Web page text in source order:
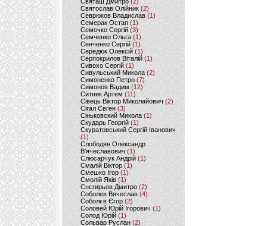
Святослав Олійник (2)
Севрюков Владислав (1)
Семерак Остап (1)
Семочко Сергій (3)
Семченко Ольга (1)
Сенченко Сергій(1)
Середюк Олексій(1)
Серпокрилов Віталій(1)
Сивохо Сергій(1)
Сивульський Микола(2)
Симоненко Петро(7)
Симонов Вадим (12)
Ситник Артем(11)
Сівець Віктор Миколайович(2)
Сігал Євген (3)
Сіньковский Микола(1)
Скударь Георгій (1)
Скуратовський Сергій Іванович
(1)
Слободян Олександр
В'ячеславович(1)
Слюсарчук Андрій(1)
Смалій Віктор (1)
Смешко Ігор (1)
Смолій Яків (1)
Снєгирьов Дмитро (2)
Соболев Вячеслав (4)
Соболєв Єгор(2)
Соловей Юрій Ігорович (1)
Солод Юрій (1)
Сольвар Руслан (2)